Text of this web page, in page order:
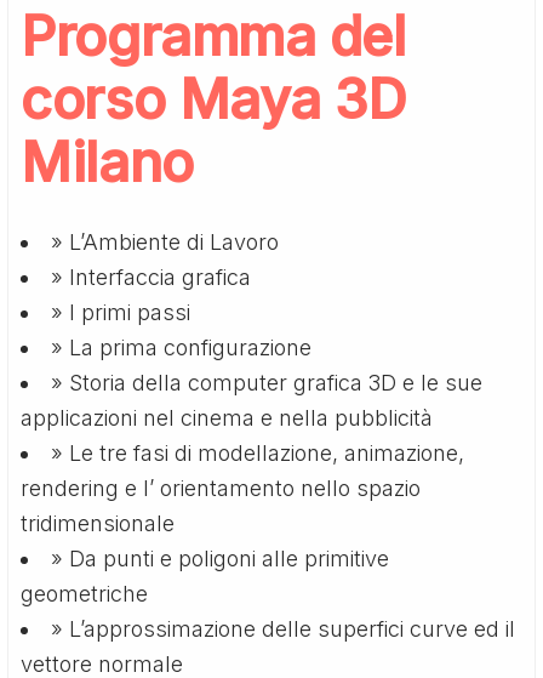
Programma del
corso Maya 3D
Milano
» L’Ambiente di Lavoro
» Interfaccia grafica
» I primi passi
» La prima configurazione
» Storia della computer grafica 3D e le sue
applicazioni nel cinema e nella pubblicità
» Le tre fasi di modellazione, animazione,
rendering e l’ orientamento nello spazio
tridimensionale
» Da punti e poligoni alle primitive
geometriche
» L’approssimazione delle superfici curve ed il
vettore normale